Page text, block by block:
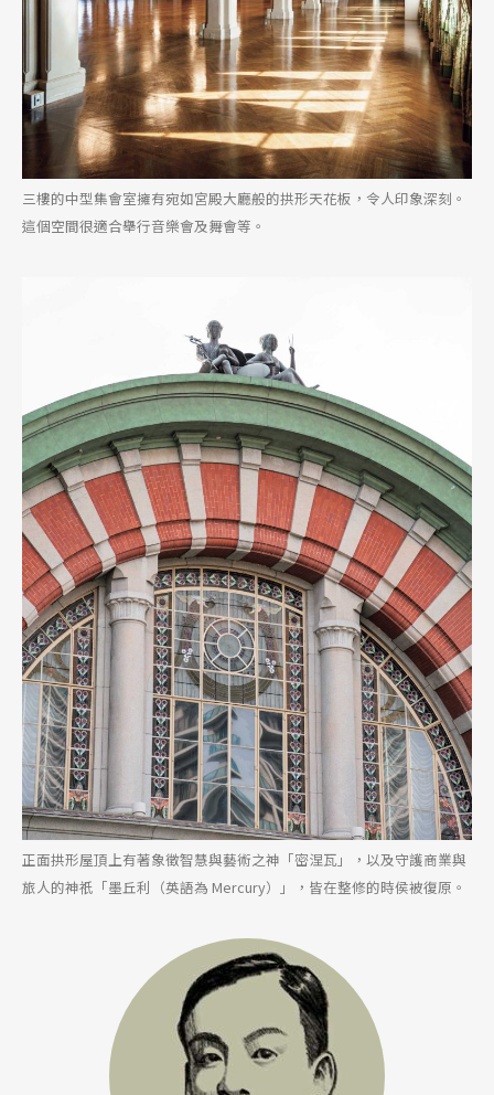
三樓的中型集會室擁有宛如宮殿大廳般的拱形天花板，令人印象深刻。
這個空間很適合舉行音樂會及舞會等。
正面拱形屋頂上有著象徵智慧與藝術之神「密涅瓦」，以及守護商業與
旅人的神祇「墨丘利（英語為 Mercury）」，皆在整修的時侯被復原。